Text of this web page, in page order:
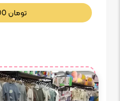
تومان